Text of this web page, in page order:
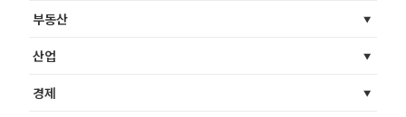
부동산
산업
경제